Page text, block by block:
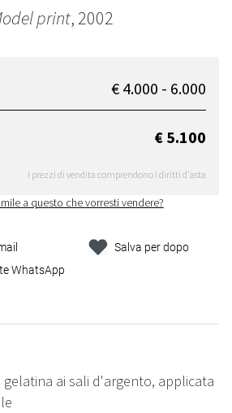
print, 2002
€ 4.000 - 6.000
€ 5.100
I prezzi di vendita comprendono i diritti d'asta
a questo che vorresti vendere?
WhatsApp
Salva per dopo
ai sali d'argento, applicata